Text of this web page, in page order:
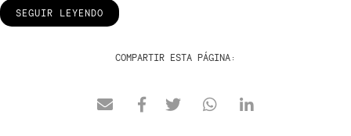
SEGUIR LEYENDO
COMPARTIR ESTA PÁGINA: